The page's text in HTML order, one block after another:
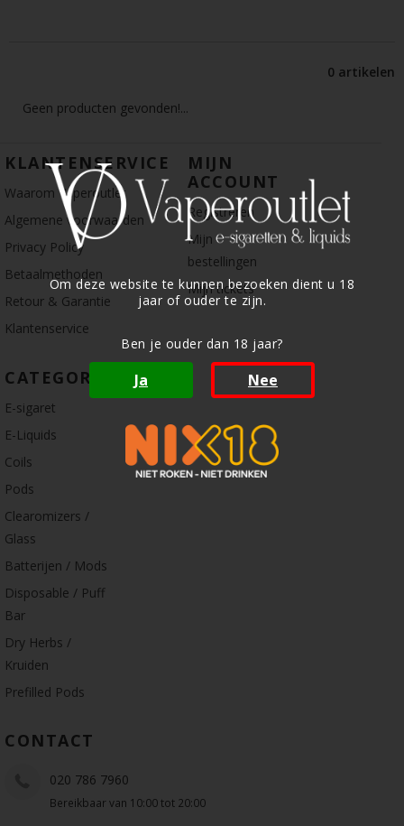
Om deze website te kunnen bezoeken dient u 18
jaar of ouder te zijn.
Ben je ouder dan 18 jaar?
Ja Nee
0 artikelen
Geen producten gevonden!...
KLANTENSERVICE
Waarom Vaperoutlet
Algemene voorwaarden
Privacy Policy
Betaalmethoden
Retour & Garantie
Klantenservice
MIJN
ACCOUNT
Registreren
Mijn
bestellingen
Mijn tickets
CATEGORIE
E-sigaret
E-Liquids
Coils
Pods
Clearomizers /
Glass
Batterijen / Mods
Disposable / Puff
Bar
Dry Herbs /
Kruiden
Prefilled Pods
CONTACT
020 786 7960
Bereikbaar van 10:00 tot 20:00